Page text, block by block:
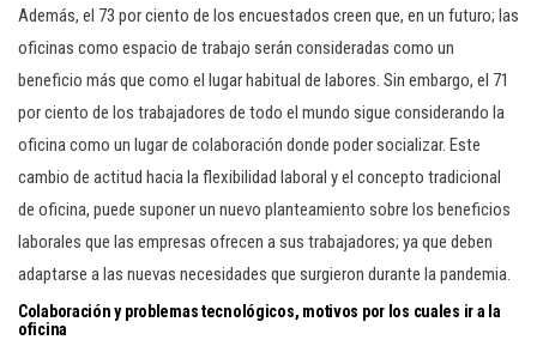
Además, el 73 por ciento de los encuestados creen que, en un futuro; las
oficinas como espacio de trabajo serán consideradas como un
beneficio más que como el lugar habitual de labores. Sin embargo, el 71
por ciento de los trabajadores de todo el mundo sigue considerando la
oficina como un lugar de colaboración donde poder socializar. Este
cambio de actitud hacia la flexibilidad laboral y el concepto tradicional
de oficina, puede suponer un nuevo planteamiento sobre los beneficios
laborales que las empresas ofrecen a sus trabajadores; ya que deben
adaptarse a las nuevas necesidades que surgieron durante la pandemia.
Colaboración y problemas tecnológicos, motivos por los cuales ir a la
oficina